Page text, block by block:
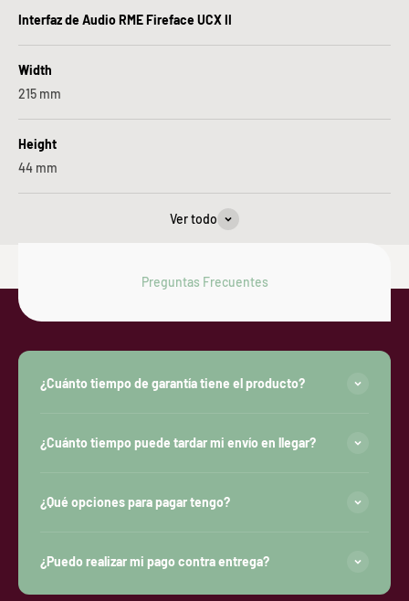
Interfaz de Audio RME Fireface UCX II
Width
215 mm
Height
44 mm
Ver todo
Preguntas Frecuentes
¿Cuánto tiempo de garantía tiene el producto?
¿Cuánto tiempo puede tardar mi envío en llegar?
¿Qué opciones para pagar tengo?
¿Puedo realizar mi pago contra entrega?